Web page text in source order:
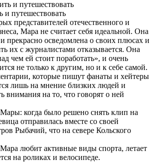
и путешествовать
представителей отечественного и
Мара не считает себя идеальной. Она
прекрасно осведомлена о своих плюсах и
их с журналистами отказывается. Она
чем ей стоит поработать», и очень
не только к другим, но и к себе самой.
которые пишут фанаты и хейтеры
лишь на мнение близких людей и
внимания на то, что говорят о ней
когда было решено снять клип на
отправилась вместе со своей
Рыбачий, что на севере Кольского
любит активные виды спорта, летает
на роликах и велосипеде.